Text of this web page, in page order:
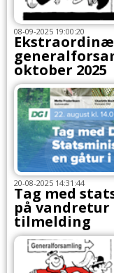
08-09-2025 19:00:20
oktober 2025
20-08-2025 14:31:44
Tag med
på vandretur
tilmelding